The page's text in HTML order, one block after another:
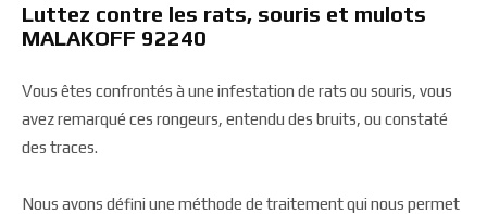
Luttez contre les rats, souris et mulots
MALAKOFF 92240
Vous êtes confrontés à une infestation de rats ou souris, vous
avez remarqué ces rongeurs, entendu des bruits, ou constaté
des traces.
Nous avons défini une méthode de traitement qui nous permet